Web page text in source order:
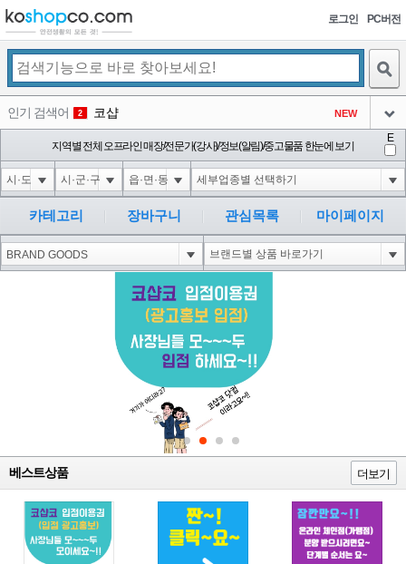
로그인 PC버전
인기 검색어 2 코샵 NEW
3 1-1 waitfor delay '0:0:15' --
아이콘
4 1-1; waitfor delay '0:0:15' --
아이콘
5 1*DBMS_PIPE.RECEIVE_MESSAGE(CHR(99)||CHR(99)||CHR(99),15)
아이콘
1
6 1-1); waitfor delay '0:0:15' --
아이콘
1
1
지역별 전체 오프라인 매장/전문가(강사)/정보(알림)/중고물품 한눈에 보기
E
카테고리 장바구니 관심목록 마이페이지
베스트상품 더보기